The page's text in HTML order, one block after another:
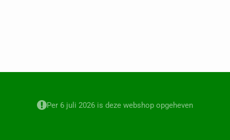
Per 6 juli 2026 is deze webshop opgeheven